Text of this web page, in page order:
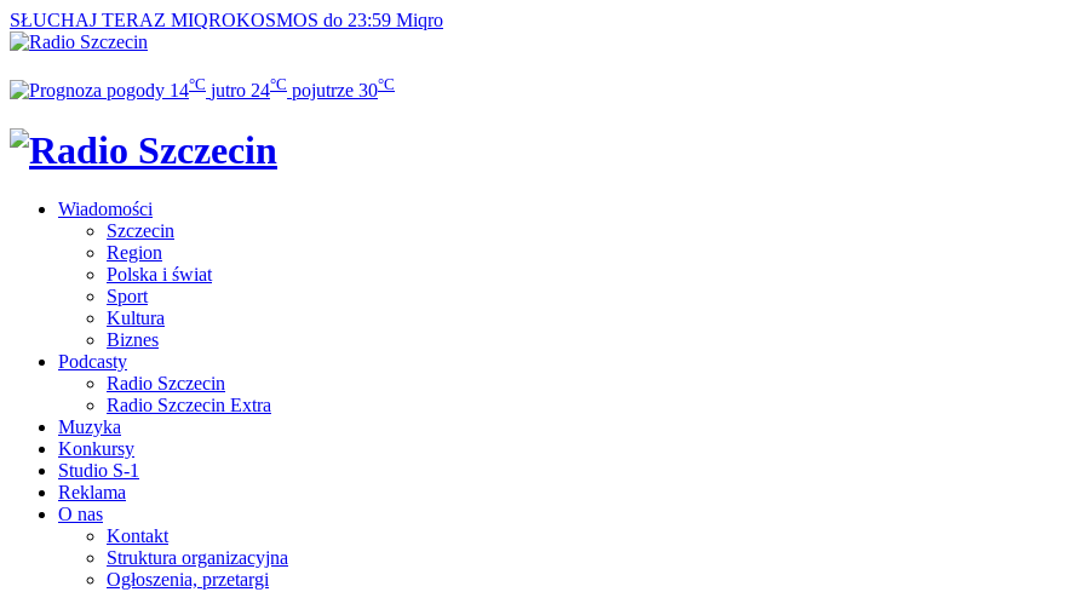
SŁUCHAJ TERAZ MIQROKOSMOS do 23:59 Miqro
14°C jutro 24°C pojutrze 30°C
Wiadomości
Szczecin
Region
Polska i świat
Sport
Kultura
Biznes
Podcasty
Radio Szczecin
Radio Szczecin Extra
Muzyka
Konkursy
Studio S-1
Reklama
O nas
Kontakt
Struktura organizacyjna
Ogłoszenia, przetargi